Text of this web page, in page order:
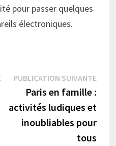
pour passer quelques
électroniques.
Publication
précédente :
PUBLICATION SUIVANTE
Paris en famille :
activités ludiques et
inoubliables pour
tous